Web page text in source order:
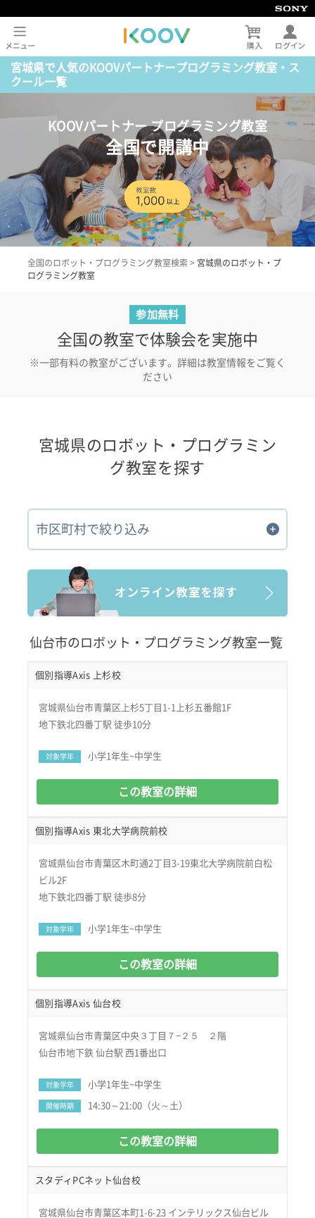
宮城県で人気のKOOVパートナープログラミング教室・ス
クール一覧
KOOVパートナー プログラミング教室
全国で開講中
全国のロボット・プログラミング教室検索 > 宮城県のロボット・プ
ログラミング教室
参加無料
全国の教室で体験会を実施中
※一部有料の教室がございます。詳細は教室情報をご覧く
ださい
宮城県のロボット・プログラミン
グ教室を探す
市区町村で絞り込み
仙台市のロボット・プログラミング教室一覧
個別指導Axis 上杉校
宮城県仙台市青葉区上杉5丁目1-1上杉五番館1F
地下鉄北四番丁駅 徒歩10分
対象学年 小学1年生~中学生
この教室の詳細
個別指導Axis 東北大学病院前校
宮城県仙台市青葉区木町通2丁目3-19東北大学病院前白松
ビル2F
地下鉄北四番丁駅 徒歩8分
対象学年 小学1年生~中学生
この教室の詳細
個別指導Axis 仙台校
宮城県仙台市青葉区中央３丁目７−２５ ２階
仙台市地下鉄 仙台駅 西1番出口
対象学年 小学1年生~中学生
開催時期 14:30～21:00（火～土）
この教室の詳細
スタディPCネット仙台校
宮城県仙台市青葉区本町1-6-23 インテリックス仙台ビル